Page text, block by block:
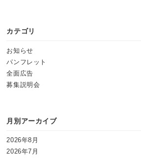
カテゴリ
お知らせ
パンフレット
全面広告
募集説明会
月別アーカイブ
2026年8月
2026年7月